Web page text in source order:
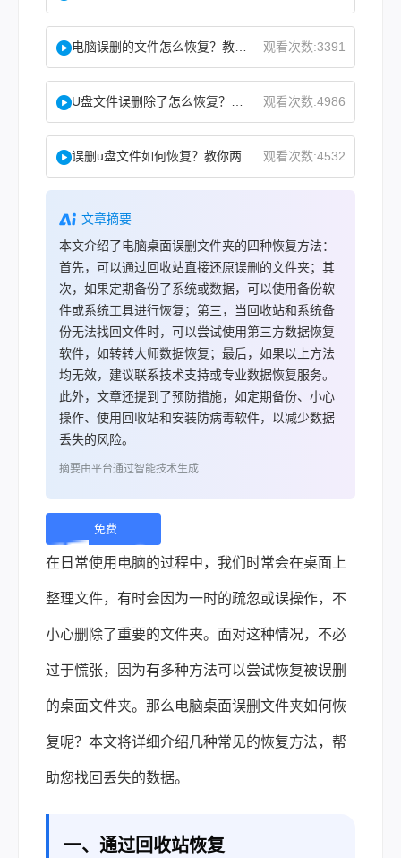
观看次数:3391
观看次数:4986
观看次数:4532
文章摘要
本文介绍了电脑桌面误删文件夹的四种恢复方法：
首先，可以通过回收站直接还原误删的文件夹；其
次，如果定期备份了系统或数据，可以使用备份软
件或系统工具进行恢复；第三，当回收站和系统备
份无法找回文件时，可以尝试使用第三方数据恢复
软件，如转转大师数据恢复；最后，如果以上方法
均无效，建议联系技术支持或专业数据恢复服务。
此外，文章还提到了预防措施，如定期备份、小心
操作、使用回收站和安装防病毒软件，以减少数据
丢失的风险。
摘要由平台通过智能技术生成
免费
下
载 |
在日常使用电脑的过程中，我们时常会在桌面上
整理文件，有时会因为一时的疏忽或误操作，不
小心删除了重要的文件夹。面对这种情况，不必
过于慌张，因为有多种方法可以尝试恢复被误删
的桌面文件夹。那么 电脑桌面误删文件夹如何恢
复呢？本文将详细介绍几种常见的恢复方法，帮
助您找回丢失的数据。
一、通过回收站恢复